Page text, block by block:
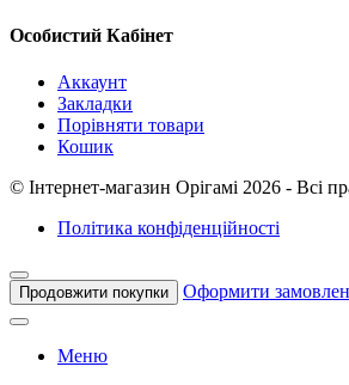
Особистий Кабінет
Аккаунт
Закладки
Порівняти товари
Кошик
© Інтернет-магазин Орігамі 2026 - Всі
Політика конфіденційності
Продовжити покупки Оформити
Меню